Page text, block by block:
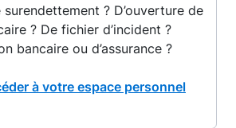
? D’ouverture de
? De fichier d’incident ?
bancaire ou d’assurance ?
à votre espace personnel